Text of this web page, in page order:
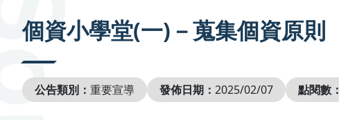
個資小學堂(一)－蒐集個資原則
公告類別： 重要宣導 發佈日期： 2025/02/07 點閱數：